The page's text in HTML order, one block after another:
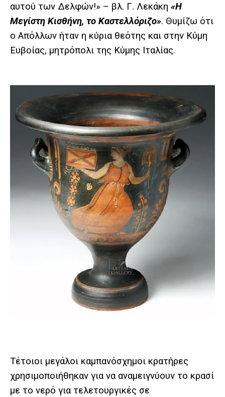
αυτού των Δελφών!» – βλ. Γ. Λεκάκη «Η
Μεγίστη Κισθήνη, το Καστελλόριζο». Θυμίζω ότι
ο Απόλλων ήταν η κύρια θεότης και στην Κύμη
Ευβοίας, μητρόπολι της Κύμης Ιταλίας.
Τέτοιοι μεγάλοι καμπανόσχημοι κρατήρες
χρησιμοποιήθηκαν για να αναμειγνύουν το κρασί
με το νερό για τελετουργικές σε